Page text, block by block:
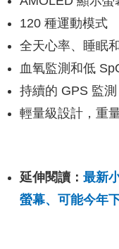
120 種運動模式
全天心率、睡眠
血氧監測和低
持續的 GPS 監測
輕量級設計，重
延伸閱讀： 最新
螢幕、可能今年